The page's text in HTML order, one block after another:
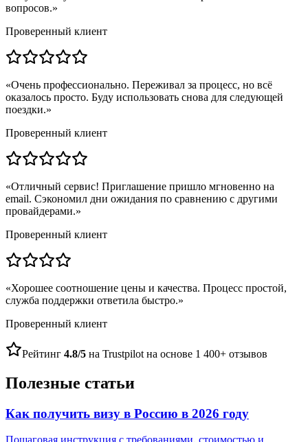
вопросов.»
Проверенный клиент
«Очень профессионально. Переживал за процесс, но всё
оказалось просто. Буду использовать снова для следующей
поездки.»
Проверенный клиент
«Отличный сервис! Приглашение пришло мгновенно на
email. Сэкономил дни ожидания по сравнению с другими
провайдерами.»
Проверенный клиент
«Хорошее соотношение цены и качества. Процесс простой,
служба поддержки ответила быстро.»
Проверенный клиент
Рейтинг 4.8/5 на Trustpilot на основе 1 400+ отзывов
Полезные статьи
Как получить визу в Россию в 2026 году